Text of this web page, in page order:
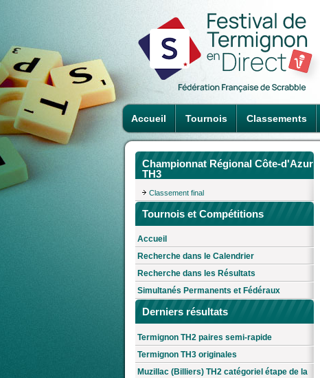
Accueil Tournois Classements
Championnat Régional Côte-d'Azur
TH3
Classement final
Tournois et Compétitions
Accueil
Recherche dans le Calendrier
Recherche dans les Résultats
Simultanés Permanents et Fédéraux
Derniers résultats
Termignon TH2 paires semi-rapide
Termignon TH3 originales
Muzillac (Billiers) TH2 catégoriel étape de la